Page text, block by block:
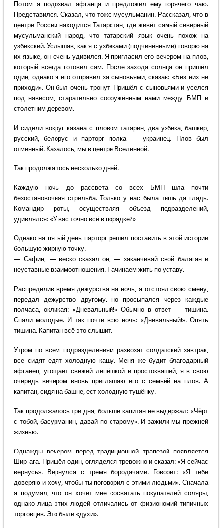
Потом я подозвал афганца и предложил ему горячего чаю.
Представился. Сказал, что тоже мусульманин. Рассказал, что в
центре России находится Татарстан, где живёт самый северный
мусульманский народ, что татарский язык очень похож на
узбекский. Услышав, как я с узбеками(подчинёнными) говорю на
их языке, он очень удивился. Я пригласил его вечером на плов,
который всегда готовил сам. После захода солнца он пришёл
один, однако я его отправил за сыновьями, сказав: «Без них не
приходи». Он был очень тронут. Пришёл с сыновьями и уселся
под навесом, старательно сооружённым нами между БМП и
столетним деревом.
И сидели вокруг казана с пловом татарин, два узбека, башкир,
русский, белорус и парторг полка — украинец. Плов был
отменный. Казалось, мы в центре Вселенной.
Так продолжалось несколько дней.
Каждую ночь до рассвета со всех БМП шла почти
безостановочная стрельба. Только у нас была тишь да гладь.
Командир роты, осуществляя объезд подразделений,
удивлялся: «У вас точно всё в порядке?»
Однако на пятый день парторг решил поставить в этой истории
большую жирную точку.
— Сафин, — веско сказал он, — заканчивай свой балаган и
неуставные взаимоотношения. Начинаем жить по уставу.
Распределив время дежурства на ночь, я отстоял свою смену,
передал дежурство другому, но просыпался через каждые
полчаса, окликая: «Дневальный!» Обычно в ответ — тишина.
Спали молодые. И так почти всю ночь: «Дневальный!». Опять
тишина. Капитан всё это слышит.
Утром по всем подразделениям развозят солдатский завтрак,
все сидят едят холодную кашу. Меня же будит благодарный
афганец, угощает свежей лепёшкой и простоквашей, я в свою
очередь вечером вновь приглашаю его с семьёй на плов. А
капитан, сидя на башне, ест холодную тушёнку.
Так продолжалось три дня, больше капитан не выдержал: «Чёрт
с тобой, басурманин, давай по-старому». И зажили мы прежней
жизнью.
Однажды вечером перед традиционной трапезой появляется
Шир-ага. Пришёл один, огляделся тревожно и сказал: «Я сейчас
вернусь». Вернулся с тремя бородачами. Говорит: «Я тебе
доверяю и хочу, чтобы ты поговорил с этими людьми». Сначала
я подумал, что он хочет мне сосватать покупателей соляры,
однако лица этих людей отличались от физиономий типичных
торговцев. Это были «духи».